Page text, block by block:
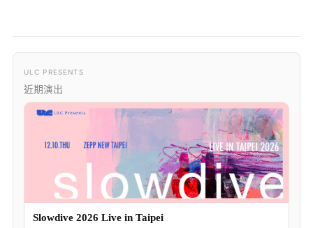
ULC PRESENTS
近期演出
Slowdive 2026 Live in Taipei